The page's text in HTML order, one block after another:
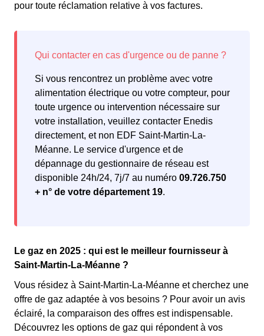
pour toute réclamation relative à vos factures.
Si vous rencontrez un problème avec votre
alimentation électrique ou votre compteur, pour
toute urgence ou intervention nécessaire sur
votre installation, veuillez contacter Enedis
directement, et non EDF Saint-Martin-La-
Méanne. Le service d'urgence et de
dépannage du gestionnaire de réseau est
disponible 24h/24, 7j/7 au numéro 09.726.750
+ n° de votre département 19.
Le gaz en 2025 : qui est le meilleur fournisseur à
Saint-Martin-La-Méanne ?
Vous résidez à Saint-Martin-La-Méanne et cherchez une
offre de gaz adaptée à vos besoins ? Pour avoir un avis
éclairé, la comparaison des offres est indispensable.
Découvrez les options de gaz qui répondent à vos